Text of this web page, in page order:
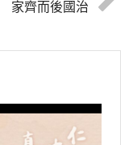
家齊而後國治